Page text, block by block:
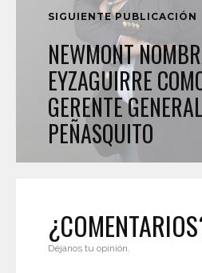
SIGUIENTE PUBLICACIÓN
NEWMONT
EYZAGUIRRE
GERENTE
PEÑASQUITO
Déjanos tu opinión.